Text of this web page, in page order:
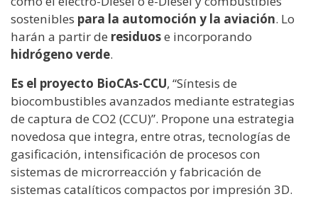
sostenibles para la automoción y la aviación. Lo
harán a partir de residuose incorporando
hidrógeno verde.
Es el proyecto BioCAs-CCU, “Síntesis de
biocombustibles avanzados mediante estrategias
de captura de CO2 (CCU)”. Propone una estrategia
novedosa que integra, entre otras, tecnologías de
gasificación, intensificación de procesos con
sistemas de microrreacción y fabricación de
sistemas catalíticos compactos por impresión 3D.